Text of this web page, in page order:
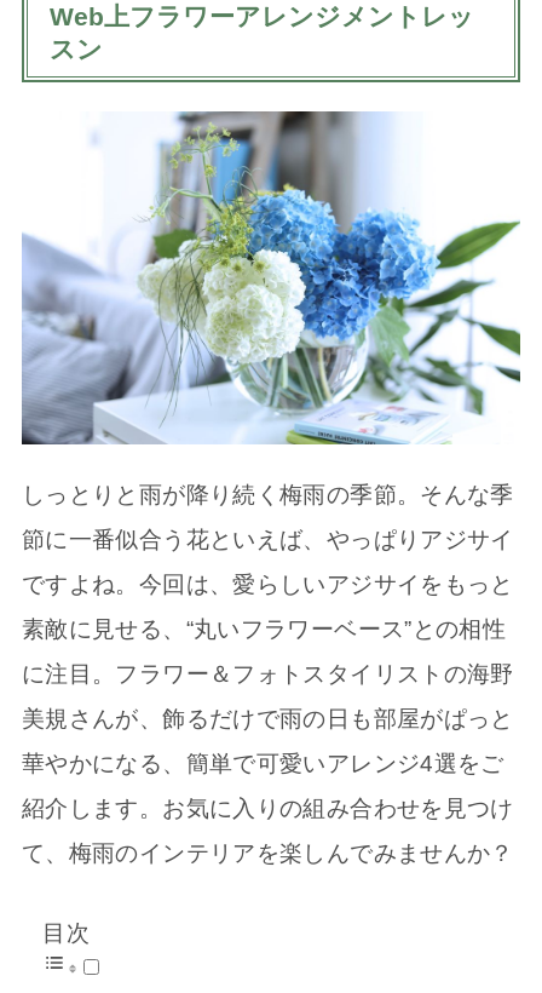
Web上フラワーアレンジメントレッ
スン
しっとりと雨が降り続く梅雨の季節。そんな季
節に一番似合う花といえば、やっぱりアジサイ
ですよね。今回は、愛らしいアジサイをもっと
素敵に見せる、“丸いフラワーベース”との相性
に注目。フラワー＆フォトスタイリストの海野
美規さんが、飾るだけで雨の日も部屋がぱっと
華やかになる、簡単で可愛いアレンジ4選をご
紹介します。お気に入りの組み合わせを見つけ
て、梅雨のインテリアを楽しんでみませんか？
目次